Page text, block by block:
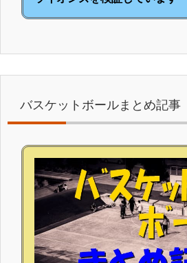
バスケットボールまとめ記事